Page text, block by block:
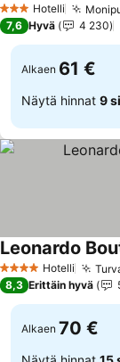
3 Tähtiluokitus
Hotelli
7,6 Hyvä 4 230
Alkaen 61 €
Näytä hinnat 9
4 Tähtiluokitus
Hotelli
Leonardo
8,3 Erittäin hyvä
Alkaen 70 €